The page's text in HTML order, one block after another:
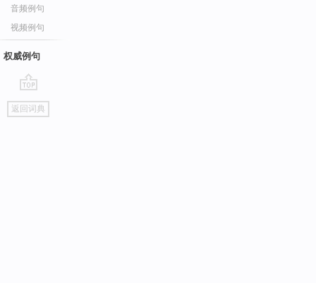
音频例句
视频例句
权威例句
go
top
返回词典